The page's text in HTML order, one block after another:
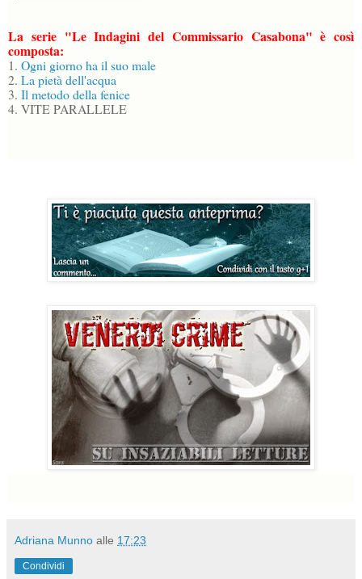
La serie "Le Indagini del Commissario Casabona" è così
composta:
1. Ogni giorno ha il suo male
2. La pietà dell'acqua
3. Il metodo della fenice
4. VITE PARALLELE
Adriana Munno alle 17:23
Condividi